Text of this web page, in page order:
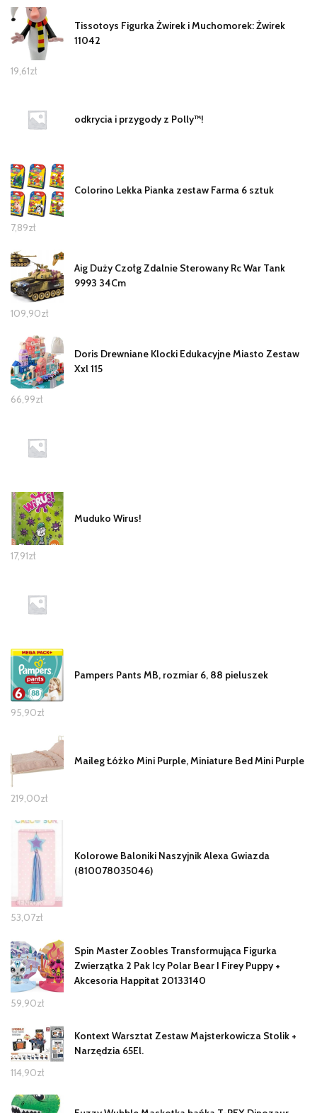
Tissotoys Figurka Żwirek i Muchomorek: Żwirek
11042
19,61zł
odkrycia i przygody z Polly™!
Colorino Lekka Pianka zestaw Farma 6 sztuk
7,89zł
Aig Duży Czołg Zdalnie Sterowany Rc War Tank
9993 34Cm
109,90zł
Doris Drewniane Klocki Edukacyjne Miasto Zestaw
Xxl 115
66,99zł
Muduko Wirus!
17,91zł
Pampers Pants MB, rozmiar 6, 88 pieluszek
95,90zł
Maileg Łóżko Mini Purple, Miniature Bed Mini Purple
219,00zł
Kolorowe Baloniki Naszyjnik Alexa Gwiazda
(810078035046)
53,07zł
Spin Master Zoobles Transformująca Figurka
Zwierzątka 2 Pak Icy Polar Bear I Firey Puppy +
Akcesoria Happitat 20133140
59,90zł
Kontext Warsztat Zestaw Majsterkowicza Stolik +
Narzędzia 65El.
114,90zł